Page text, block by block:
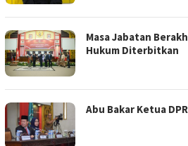
Masa Jabatan
Hukum Diterbitkan
Abu Bakar Ketua